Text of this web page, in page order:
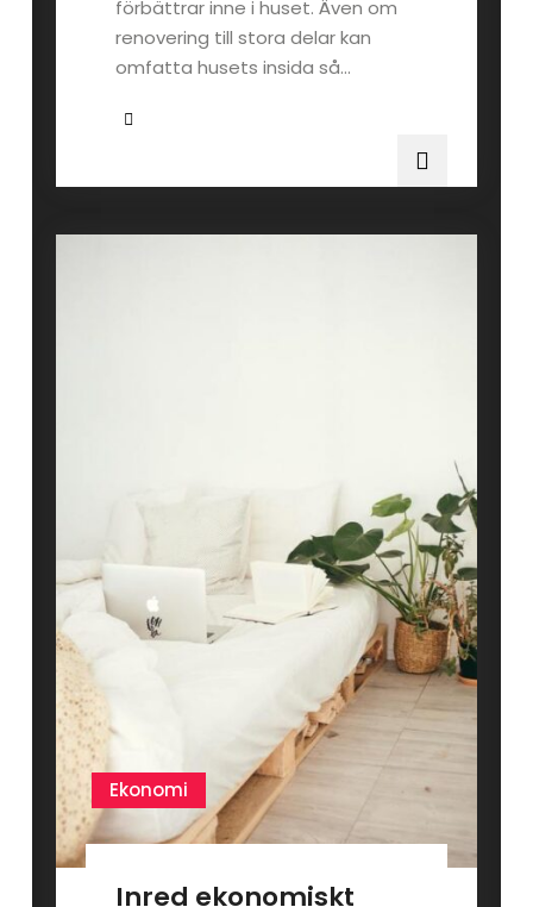
förbättrar inne i huset. Även om
renovering till stora delar kan
omfatta husets insida så…
Ekonomi
Inred ekonomiskt